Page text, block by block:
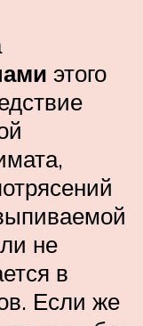
этого
не
в
Если же